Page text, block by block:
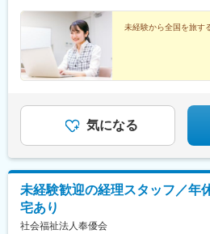
充実しており、毎日のランチタイ
ますよ♪※入社後約6ヶ月間の現場
（大・中・小規模を各2ヶ月ずつ）
以降は、職務内容の通り全国（関
畿、広島、福岡、北海道など）へ
未経験から全国を旅す
気になる
未経験歓迎の経理スタッフ／年
宅あり
社会福祉法人奉優会